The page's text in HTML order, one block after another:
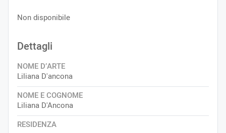
Non disponibile
Dettagli
NOME D’ARTE
Liliana D'ancona
NOME E COGNOME
Liliana D'Ancona
RESIDENZA